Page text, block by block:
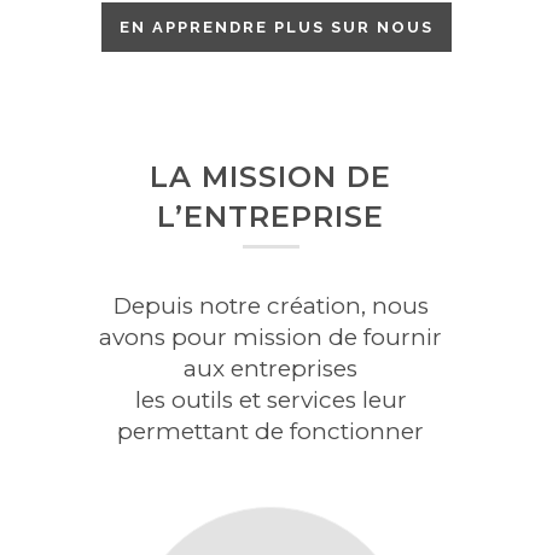
EN APPRENDRE PLUS SUR NOUS
LA MISSION DE
L’ENTREPRISE
Depuis notre création, nous
avons pour mission de fournir
aux entreprises
les outils et services leur
permettant de fonctionner